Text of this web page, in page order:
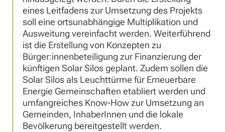
eines Leitfadens zur Umsetzung des Projekts
soll eine ortsunabhängige Multiplikation und
Ausweitung vereinfacht werden. Weiterführend
ist die Erstellung von Konzepten zu
Bürger:innenbeteiligung zur Finanzierung der
künftigen Solar Silos geplant. Zudem sollen die
Solar Silos als Leuchttürme für Erneuerbare
Energie Gemeinschaften etabliert werden und
umfangreiches Know-How zur Umsetzung an
Gemeinden, InhaberInnen und die lokale
Bevölkerung bereitgestellt werden.